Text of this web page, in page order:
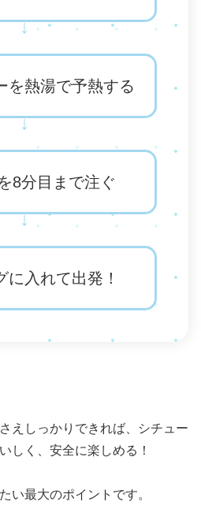
↓
を熱湯で予熱する
↓
8分目まで注ぐ
↓
に入れて出発！
えしっかりできれば、シチュー
しく、安全に楽しめる！
い最大のポイントです。